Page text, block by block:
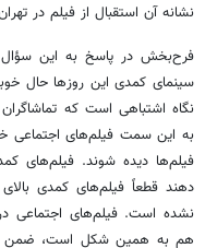
نشانه آن استقبال از فیلم در
فرح‌بخش در پاسخ به این سؤال
سینمای کمدی این روزها حال
نگاه اشتباهی است که
به این سمت فیلم‌های
فیلم‌ها دیده شوند. فیلم‌های
دهند قطعاً فیلم‌های کمدی
نشده است. فیلم‌های اجتماعی
هم به همین شکل است، ضمن